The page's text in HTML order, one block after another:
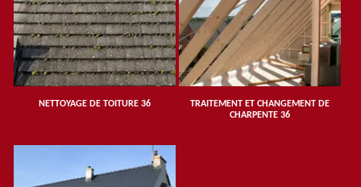
NETTOYAGE DE TOITURE 36
TRAITEMENT ET CHANGEMENT DE
CHARPENTE 36